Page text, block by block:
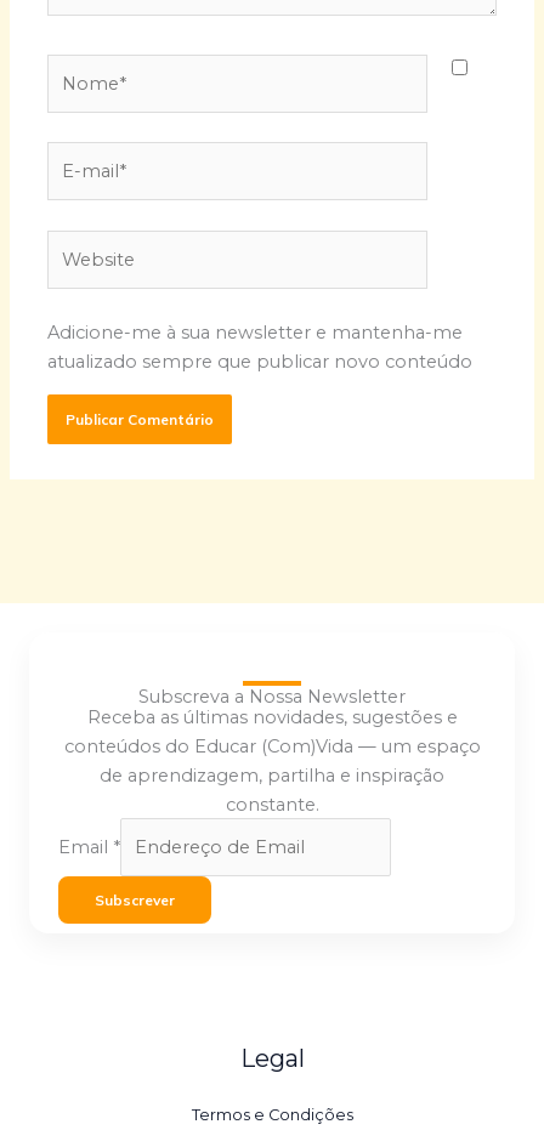
Adicione-me à sua newsletter e mantenha-me
atualizado sempre que publicar novo conteúdo
Subscreva a Nossa Newsletter
Receba as últimas novidades, sugestões e
conteúdos do Educar (Com)Vida — um espaço
de aprendizagem, partilha e inspiração
constante.
Email *
Subscrever
Legal
Termos e Condições